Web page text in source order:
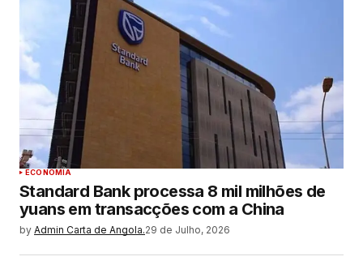
ECONOMIA
Standard Bank processa 8 mil milhões de
yuans em transacções com a China
by Admin Carta de Angola.29 de Julho, 2026